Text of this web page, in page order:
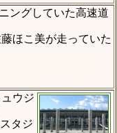
ングしていた高速道
ほこ美が走っていた
ュウジ
タジ